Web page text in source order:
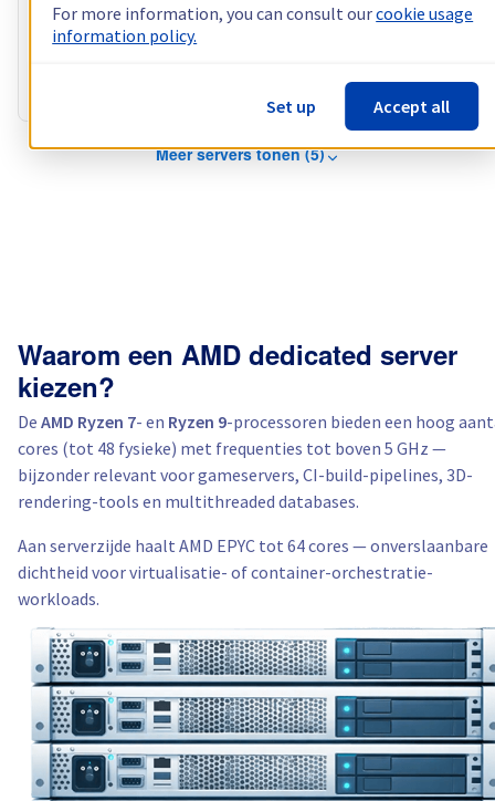
RAM64 GB
Opslag2 x 512 GB
Meer servers tonen (5)
Waarom een AMD dedicated server
kiezen?
De AMD Ryzen 7- en Ryzen 9-processoren bieden een hoog
cores (tot 48 fysieke) met frequenties tot boven 5 GHz —
bijzonder relevant voor gameservers, CI-build-pipelines, 3D-
rendering-tools en multithreaded databases.
Aan serverzijde haalt AMD EPYC tot 64 cores — onverslaanbare
dichtheid voor virtualisatie- of container-orchestratie-
workloads.
For more information, you can consult ourcookie usage
information policy.
Set up Accept all